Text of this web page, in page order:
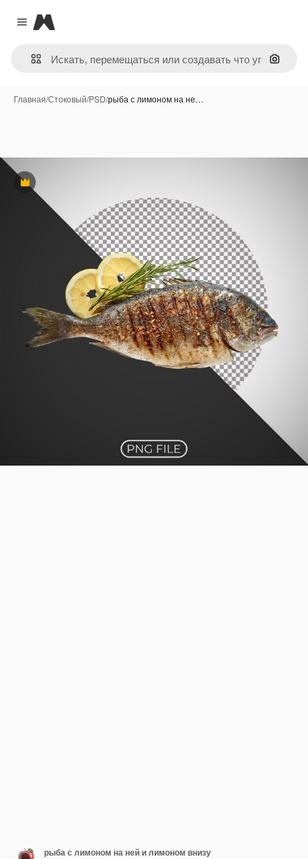
Close menu
Magnific
Поиск
Главная/Стоковый/PSD/рыба с лимоном на не…
Премиум
рыба с лимоном на ней и лимоном внизу